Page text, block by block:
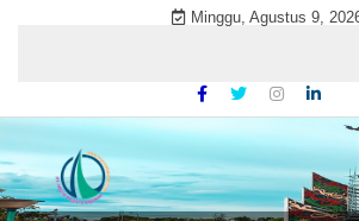
Minggu, Agustus 9,